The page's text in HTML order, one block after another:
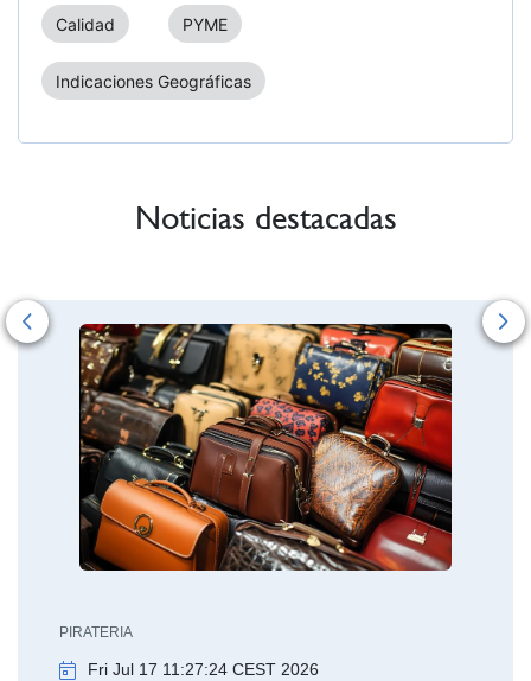
Calidad PYME
Indicaciones Geográficas
Noticias destacadas
Previous
Fri Jul 17 11:27:24 CEST 2026